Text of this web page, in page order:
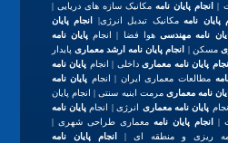
| انجام پایان نامهمکانیک سازه های دریایی |
پایان نامهمکانیک تبدیل انرژی|
انجام پایان
نامه مهندسیهوا فضا | انجامپایان نامه
مسکن | انجام پایان نامه ارشد معماری پایدار
انجام پایان نامه معماریداخلی | انجام پایان نامه
مطالعات معماری ایران | انجام پایان نامه
نامه معماری مرمت ابنیه سنتی | انجام پایان
پایان نامه معماری انرژی | انجام پایان نامه
| انجام پایان نامه معماری طراحی شهری |
ریزی و منطقه ای |
انجام پایان نامه